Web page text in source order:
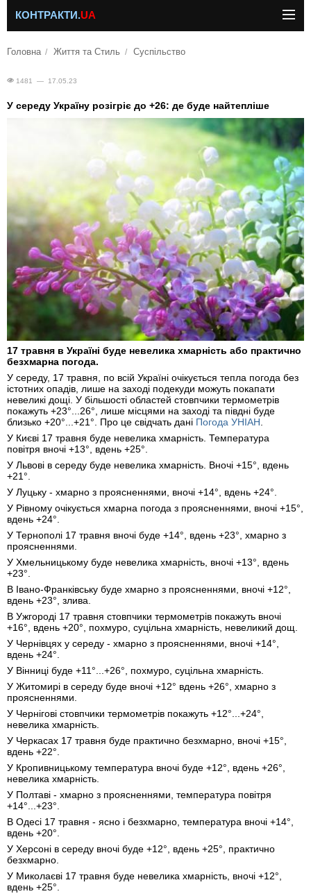
КОНТРАКТИ.UA
Головна Життя та Стиль Суспільство
1481 — 17.05.23
У середу Україну розігріє до +26: де буде найтепліше
17 травня в Україні буде невелика хмарність або практично
безхмарна погода.
У середу, 17 травня, по всій Україні очікується тепла погода без
істотних опадів, лише на заході подекуди можуть покапати
невеликі дощі. У більшості областей стовпчики термометрів
покажуть +23°...26°, лише місцями на заході та півдні буде
близько +20°...+21°. Про це свідчать дані Погода УНІАН
У Києві 17 травня буде невелика хмарність. Температура
повітря вночі +13°, вдень +25°.
У Львові в середу буде невелика хмарність. Вночі +15°, вдень
+21°.
У Луцьку - хмарно з проясненнями, вночі +14°, вдень +24°.
У Рівному очікується хмарна погода з проясненнями, вночі +15°,
вдень +24°.
У Тернополі 17 травня вночі буде +14°, вдень +23°, хмарно з
проясненнями.
У Хмельницькому буде невелика хмарність, вночі +13°, вдень
+23°.
В Івано-Франківську буде хмарно з проясненнями, вночі +12°,
вдень +23°, злива.
В Ужгороді 17 травня стовпчики термометрів покажуть вночі
+16°, вдень +20°, похмуро, суцільна хмарність, невеликий дощ.
У Чернівцях у середу - хмарно з проясненнями, вночі +14°,
вдень +24°.
У Вінниці буде +11°...+26°, похмуро, суцільна хмарність.
У Житомирі в середу буде вночі +12° вдень +26°, хмарно з
проясненнями.
У Чернігові стовпчики термометрів покажуть +12°...+24°,
невелика хмарність.
У Черкасах 17 травня буде практично безхмарно, вночі +15°,
вдень +22°.
У Кропивницькому температура вночі буде +12°, вдень +26°,
невелика хмарність.
У Полтаві - хмарно з проясненнями, температура повітря
+14°...+23°.
В Одесі 17 травня - ясно і безхмарно, температура вночі +14°,
вдень +20°.
У Херсоні в середу вночі буде +12°, вдень +25°, практично
безхмарно.
У Миколаєві 17 травня буде невелика хмарність, вночі +12°,
вдень +25°.